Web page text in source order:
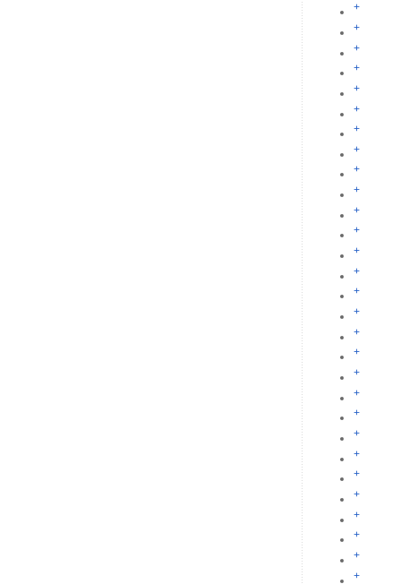
+
+
+
+
+
+
+
+
+
+
+
+
+
+
+
+
+
+
+
+
+
+
+
+
+
+
+
+
+